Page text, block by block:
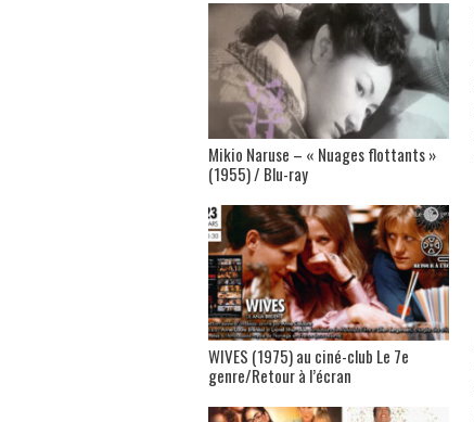
Mikio Naruse – « Nuages flottants »
(1955) / Blu-ray
WIVES (1975) au ciné-club Le 7e
genre/Retour à l’écran